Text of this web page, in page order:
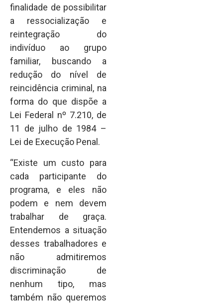
finalidade de possibilitar
a ressocialização e
reintegração do
indivíduo ao grupo
familiar, buscando a
redução do nível de
reincidência criminal, na
forma do que dispõe a
Lei Federal nº 7.210, de
11 de julho de 1984 –
Lei de Execução Penal.
“Existe um custo para
cada participante do
programa, e eles não
podem e nem devem
trabalhar de graça.
Entendemos a situação
desses trabalhadores e
não admitiremos
discriminação de
nenhum tipo, mas
também não queremos